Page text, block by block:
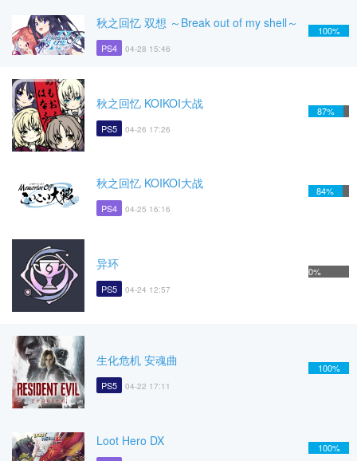
秋之回忆 双想 ～Break out of my shell～
PS4 04-28 15:46
100%
秋之回忆 KOIKOI大战
PS5 04-26 17:26
87%
秋之回忆 KOIKOI大战
PS4 04-25 16:16
84%
异环
PS5 04-24 12:57
0%
生化危机 安魂曲
PS5 04-22 17:11
100%
Loot Hero DX 100%